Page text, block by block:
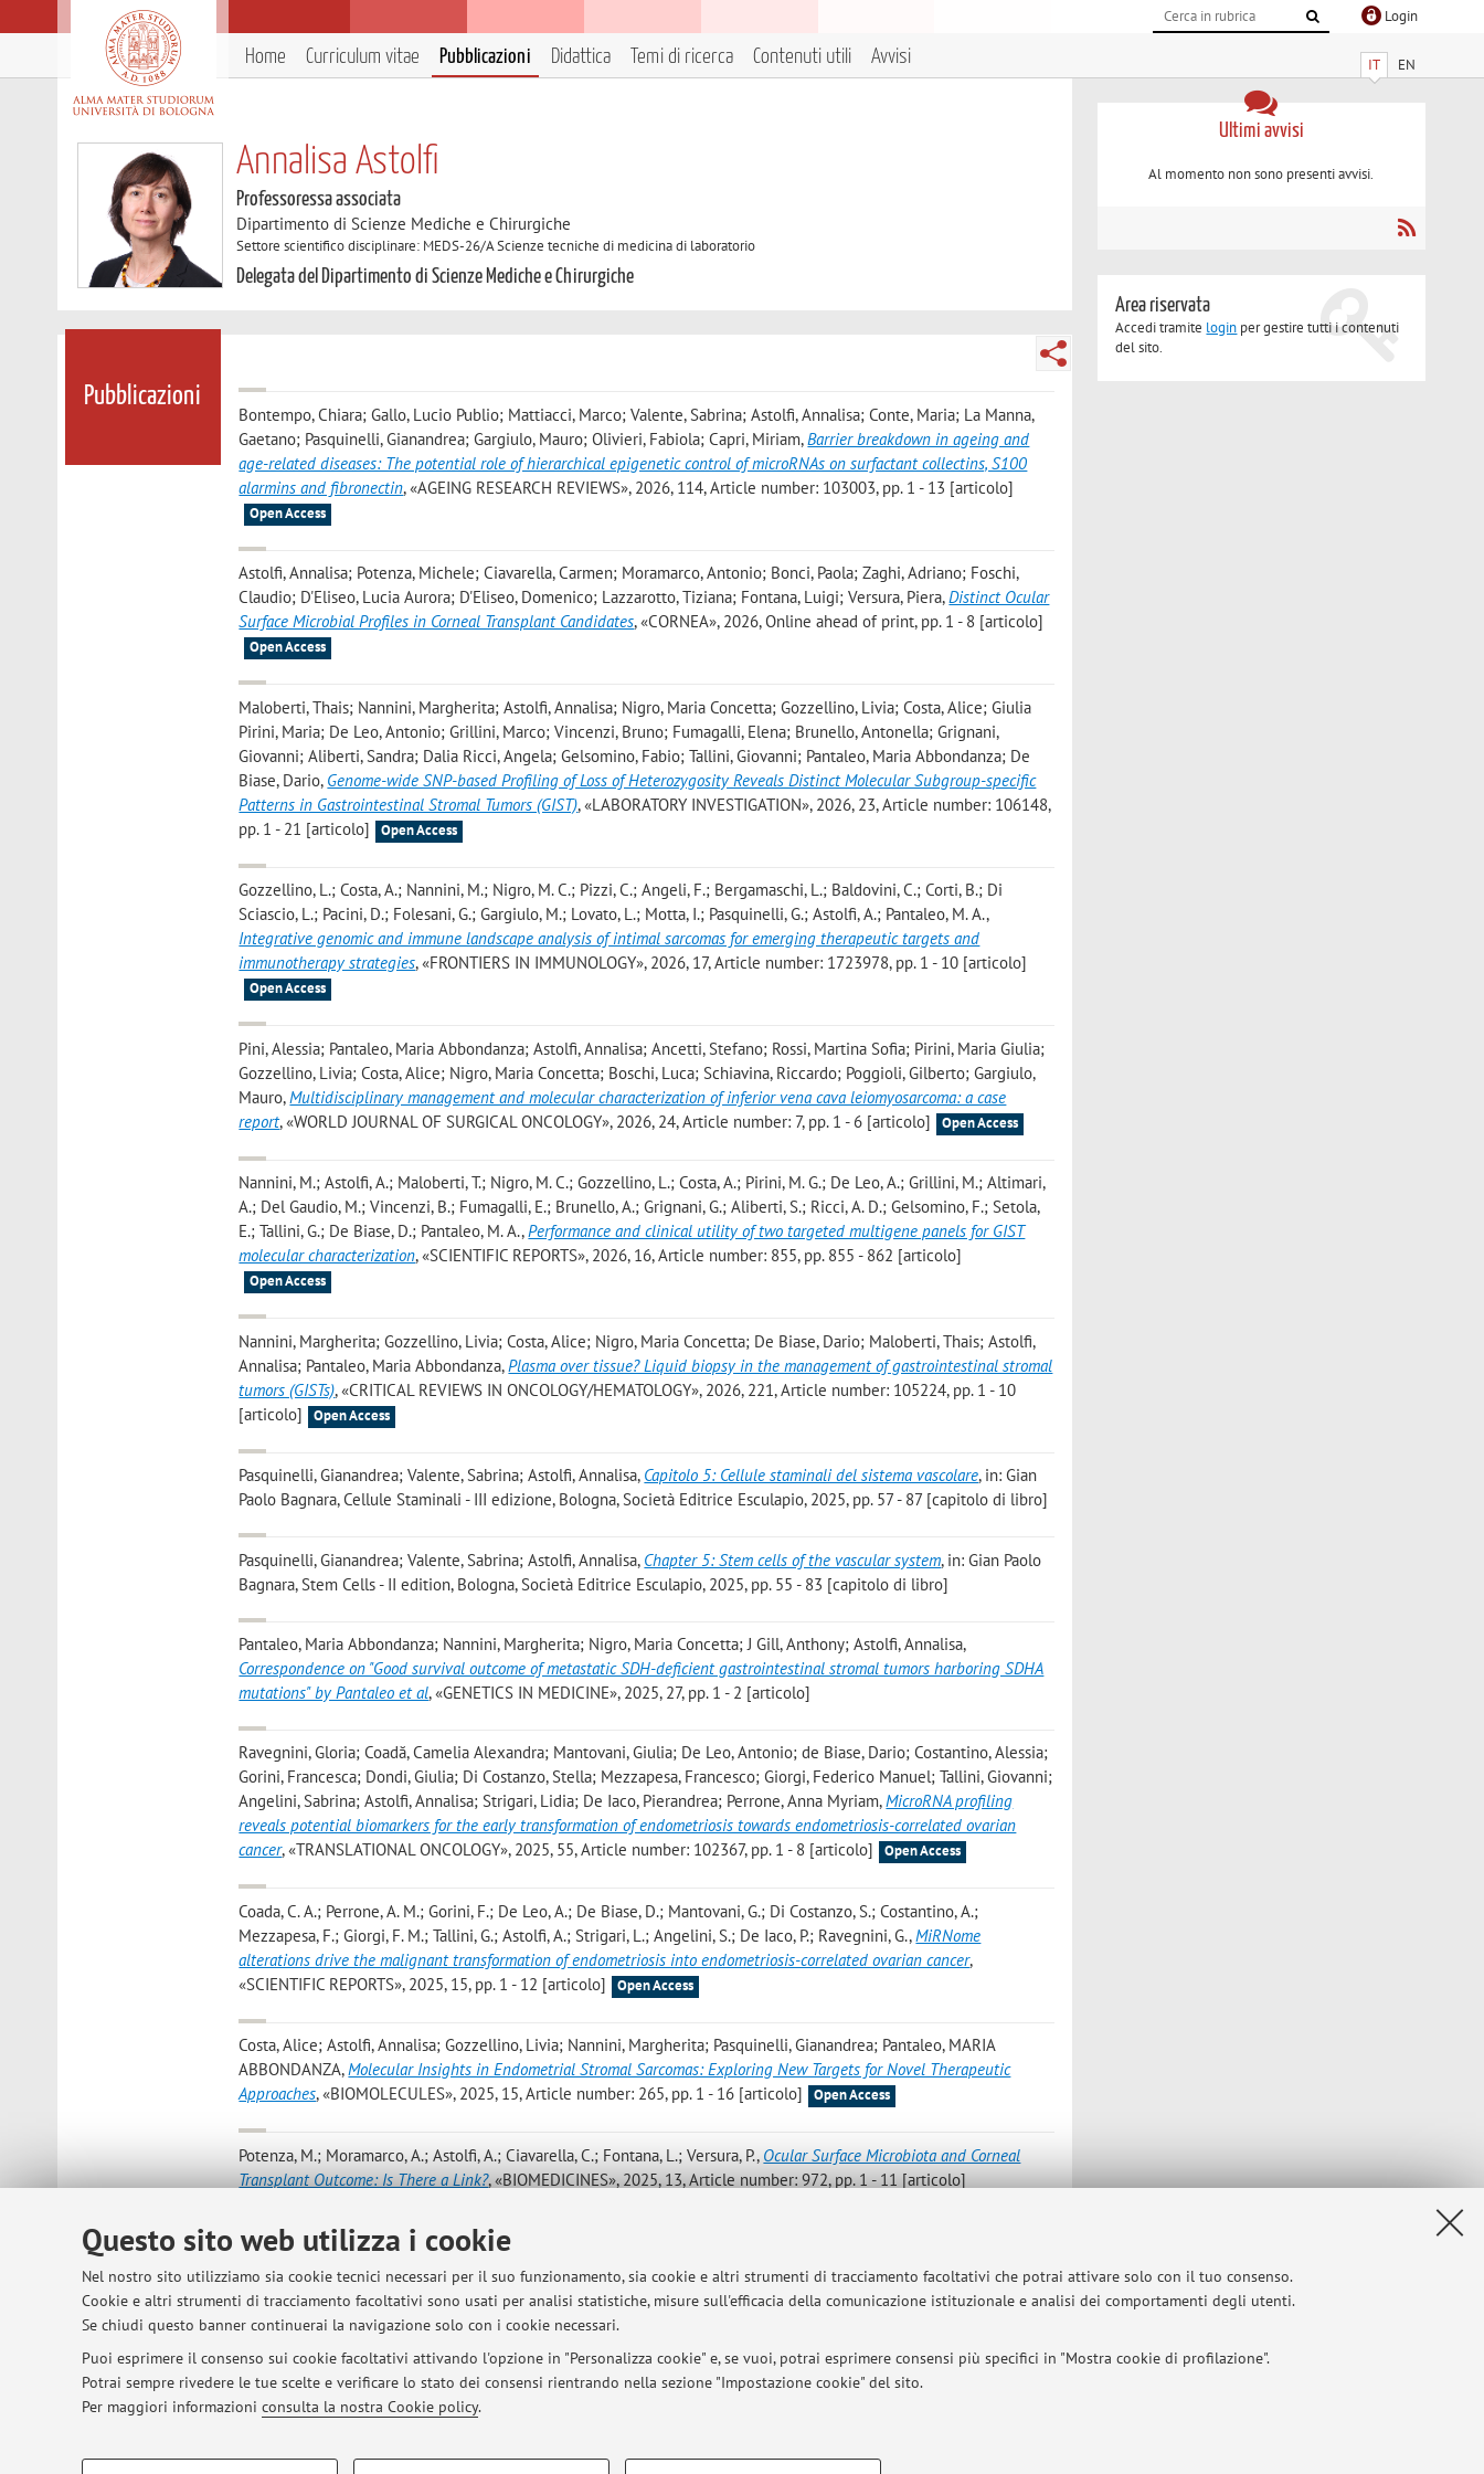
Questo sito web utilizza i cookie
Nel nostro sito utilizziamo sia cookie tecnici necessari per il suo funzionamento, sia cookie e altri strumenti di tracciamento facoltativi che potrai attivare solo con il tuo consenso.
Cookie e altri strumenti di tracciamento facoltativi sono usati per analisi statistiche, misure sull'efficacia della comunicazione istituzionale e analisi dei comportamenti degli utenti.
Se chiudi questo banner continuerai la navigazione solo con i cookie necessari.
Puoi esprimere il consenso sui cookie facoltativi attivando l'opzione in "Personalizza cookie" e, se vuoi, potrai esprimere consensi più specifici in "Mostra cookie di profilazione".
Potrai sempre rivedere le tue scelte e verificare lo stato dei consensi rientrando nella sezione "Impostazione cookie" del sito.
Per maggiori informazioni consulta la nostra Cookie policy.
COOKIE DI PROFILAZIONE - FACOLTATIVI COOKIE TECNICI - NECESSARI
Login
IT EN
Home Curriculum vitae Pubblicazioni Didattica Temi di ricerca Contenuti utili Avvisi
Annalisa Astolfi
Professoressa associata
Dipartimento di Scienze Mediche e Chirurgiche
Settore scientifico disciplinare: MEDS-26/A Scienze tecniche di medicina di laboratorio
Delegata del Dipartimento di Scienze Mediche e Chirurgiche
Pubblicazioni
Bontempo, Chiara; Gallo, Lucio Publio; Mattiacci, Marco; Valente, Sabrina; Astolfi, Annalisa; Conte, Maria; La Manna,
Gaetano; Pasquinelli, Gianandrea; Gargiulo, Mauro; Olivieri, Fabiola; Capri, Miriam,Barrier breakdown in ageing and
age-related diseases: The potential role of hierarchical epigenetic control of microRNAs on surfactant collectins, S100
alarmins and fibronectin, «AGEING RESEARCH REVIEWS», 2026, 114, Article number: 103003, pp. 1 - 13 [articolo]
Open Access
Astolfi, Annalisa; Potenza, Michele; Ciavarella, Carmen; Moramarco, Antonio; Bonci, Paola; Zaghi, Adriano; Foschi,
Claudio; D'Eliseo, Lucia Aurora; D'Eliseo, Domenico; Lazzarotto, Tiziana; Fontana, Luigi; Versura, Piera,Distinct Ocular
Surface Microbial Profiles in Corneal Transplant Candidates, «CORNEA», 2026, Online ahead of print, pp. 1 - 8 [articolo]
Open Access
Maloberti, Thais; Nannini, Margherita; Astolfi, Annalisa; Nigro, Maria Concetta; Gozzellino, Livia; Costa, Alice; Giulia
Pirini, Maria; De Leo, Antonio; Grillini, Marco; Vincenzi, Bruno; Fumagalli, Elena; Brunello, Antonella; Grignani,
Giovanni; Aliberti, Sandra; Dalia Ricci, Angela; Gelsomino, Fabio; Tallini, Giovanni; Pantaleo, Maria Abbondanza; De
Biase, Dario, Genome-wide SNP-based Profiling of Loss of Heterozygosity Reveals Distinct Molecular Subgroup-specific
Patterns in Gastrointestinal Stromal Tumors (GIST), «LABORATORY INVESTIGATION», 2026, 23, Article number: 106148,
pp. 1 - 21 [articolo]
Open Access
Gozzellino, L.; Costa, A.; Nannini, M.; Nigro, M. C.; Pizzi, C.; Angeli, F.; Bergamaschi, L.; Baldovini, C.; Corti, B.; Di
Sciascio, L.; Pacini, D.; Folesani, G.; Gargiulo, M.; Lovato, L.; Motta, I.; Pasquinelli, G.; Astolfi, A.; Pantaleo, M. A.,
Integrative genomic and immune landscape analysis of intimal sarcomas for emerging therapeutic targets and
immunotherapy strategies, «FRONTIERS IN IMMUNOLOGY», 2026, 17, Article number: 1723978, pp. 1 - 10 [articolo]
Open Access
Pini, Alessia; Pantaleo, Maria Abbondanza; Astolfi, Annalisa; Ancetti, Stefano; Rossi, Martina Sofia; Pirini, Maria Giulia;
Gozzellino, Livia; Costa, Alice; Nigro, Maria Concetta; Boschi, Luca; Schiavina, Riccardo; Poggioli, Gilberto; Gargiulo,
Mauro,Multidisciplinary management and molecular characterization of inferior vena cava leiomyosarcoma: a case
report, «WORLD JOURNAL OF SURGICAL ONCOLOGY», 2026, 24, Article number: 7, pp. 1 - 6 [articolo] Open Access
Nannini, M.; Astolfi, A.; Maloberti, T.; Nigro, M. C.; Gozzellino, L.; Costa, A.; Pirini, M. G.; De Leo, A.; Grillini, M.; Altimari,
A.; Del Gaudio, M.; Vincenzi, B.; Fumagalli, E.; Brunello, A.; Grignani, G.; Aliberti, S.; Ricci, A. D.; Gelsomino, F.; Setola,
E.; Tallini, G.; De Biase, D.; Pantaleo, M. A.,Performance and clinical utility of two targeted multigene panels for GIST
molecular characterization, «SCIENTIFIC REPORTS», 2026, 16, Article number: 855, pp. 855 - 862 [articolo]
Open Access
Nannini, Margherita; Gozzellino, Livia; Costa, Alice; Nigro, Maria Concetta; De Biase, Dario; Maloberti, Thais; Astolfi,
Annalisa; Pantaleo, Maria Abbondanza,Plasma over tissue? Liquid biopsy in the management of gastrointestinal stromal
tumors (GISTs), «CRITICAL REVIEWS IN ONCOLOGY/HEMATOLOGY», 2026, 221, Article number: 105224, pp. 1 - 10
[articolo]
Open Access
Pasquinelli, Gianandrea; Valente, Sabrina; Astolfi, Annalisa, Capitolo 5: Cellule staminali del sistema vascolare, in: Gian
Paolo Bagnara, Cellule Staminali - III edizione, Bologna, Società Editrice Esculapio, 2025, pp. 57 - 87 [capitolo di libro]
Pasquinelli, Gianandrea; Valente, Sabrina; Astolfi, Annalisa, Chapter 5: Stem cells of the vascular system, in: Gian Paolo
Bagnara, Stem Cells - II edition, Bologna, Società Editrice Esculapio, 2025, pp. 55 - 83 [capitolo di libro]
Pantaleo, Maria Abbondanza; Nannini, Margherita; Nigro, Maria Concetta; J Gill, Anthony; Astolfi, Annalisa,
Correspondence on "Good survival outcome of metastatic SDH-deficient gastrointestinal stromal tumors harboring SDHA
mutations" by Pantaleo et al, «GENETICS IN MEDICINE», 2025, 27, pp. 1 - 2 [articolo]
Ravegnini, Gloria; Coadă, Camelia Alexandra; Mantovani, Giulia; De Leo, Antonio; de Biase, Dario; Costantino, Alessia;
Gorini, Francesca; Dondi, Giulia; Di Costanzo, Stella; Mezzapesa, Francesco; Giorgi, Federico Manuel; Tallini, Giovanni;
Angelini, Sabrina; Astolfi, Annalisa; Strigari, Lidia; De Iaco, Pierandrea; Perrone, Anna Myriam,MicroRNA profiling
reveals potential biomarkers for the early transformation of endometriosis towards endometriosis-correlated ovarian
cancer, «TRANSLATIONAL ONCOLOGY», 2025, 55, Article number: 102367, pp. 1 - 8 [articolo] Open Access
Coada, C. A.; Perrone, A. M.; Gorini, F.; De Leo, A.; De Biase, D.; Mantovani, G.; Di Costanzo, S.; Costantino, A.;
Mezzapesa, F.; Giorgi, F. M.; Tallini, G.; Astolfi, A.; Strigari, L.; Angelini, S.; De Iaco, P.; Ravegnini, G.,MiRNome
alterations drive the malignant transformation of endometriosis into endometriosis-correlated ovarian cancer,
«SCIENTIFIC REPORTS», 2025, 15, pp. 1 - 12 [articolo]
Open Access
Costa, Alice; Astolfi, Annalisa; Gozzellino, Livia; Nannini, Margherita; Pasquinelli, Gianandrea; Pantaleo, MARIA
ABBONDANZA,Molecular Insights in Endometrial Stromal Sarcomas: Exploring New Targets for Novel Therapeutic
Approaches, «BIOMOLECULES», 2025, 15, Article number: 265, pp. 1 - 16 [articolo] Open Access
Potenza, M.; Moramarco, A.; Astolfi, A.; Ciavarella, C.; Fontana, L.; Versura, P., Ocular Surface Microbiota and Corneal
Transplant Outcome: Is There a Link?, «BIOMEDICINES», 2025, 13, Article number: 972, pp. 1 - 11 [articolo]
Pets in the household increase ocular surface microbiome exchanges between dog and owner
, «ONE HEALTH», 2025, 20,
Article number: 101044, pp. 101044-1 - 101044-8 [articolo]
1 2 3 4 5
Ultimi avvisi
Al momento non sono presenti avvisi.
Area riservata
Accedi tramite login per gestire tutti i contenuti
del sito.